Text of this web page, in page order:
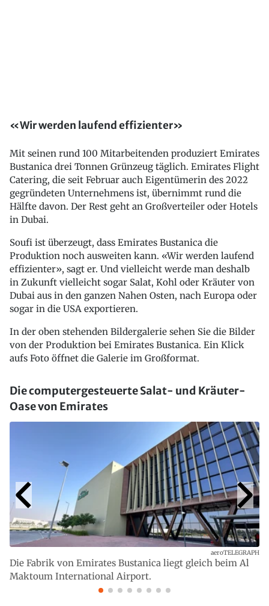
«Wir werden laufend effizienter»
Mit seinen rund 100 Mitarbeitenden produziert Emirates
Bustanica drei Tonnen Grünzeug täglich. Emirates Flight
Catering, die seit Februar auch Eigentümerin des 2022
gegründeten Unternehmens ist, übernimmt rund die
Hälfte davon. Der Rest geht an Großverteiler oder Hotels
in Dubai.
Soufi ist überzeugt, dass Emirates Bustanica die
Produktion noch ausweiten kann. «Wir werden laufend
effizienter», sagt er. Und vielleicht werde man deshalb
in Zukunft vielleicht sogar Salat, Kohl oder Kräuter von
Dubai aus in den ganzen Nahen Osten, nach Europa oder
sogar in die USA exportieren.
In der oben stehenden Bildergalerie sehen Sie die Bilder
von der Produktion bei Emirates Bustanica. Ein Klick
aufs Foto öffnet die Galerie im Großformat.
Die computergesteuerte Salat- und Kräuter-
Oase von Emirates
Die Fabrik von Emirates Bustanica liegt gleich beim Al
Maktoum International Airport.
aeroTELEGRAPH